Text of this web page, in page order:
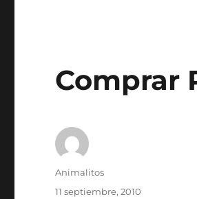
Comprar
Autor
Animalitos
Publicado
11 septiembre, 2010